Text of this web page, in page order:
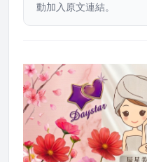
動加入原文連結。